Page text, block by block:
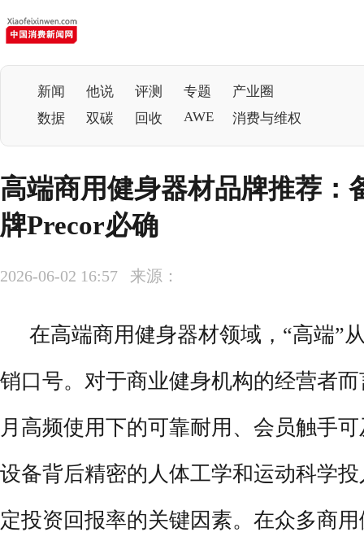
新闻 他说 评测 专题
产业圈
数据
双碳 回收 AWE 消费与维权
高端商用健身器材品牌推荐：
牌Precor必确
2026-06-02 16:57 来源：
在高端商用健身器材领域，“高端”
销口号。对于商业健身机构的经营者
月高频使用下的可靠耐用、会员触手
设备背后精密的人体工学和运动科学
定投资回报率的关键因素。在众多商